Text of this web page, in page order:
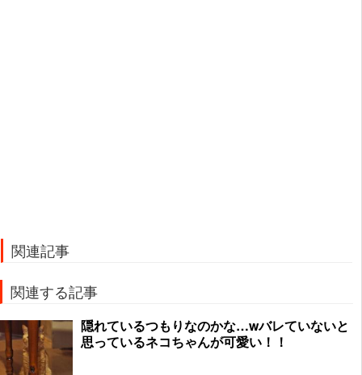
関連記事
関連する記事
隠れているつもりなのかな…wバレていないと
思っているネコちゃんが可愛い！！